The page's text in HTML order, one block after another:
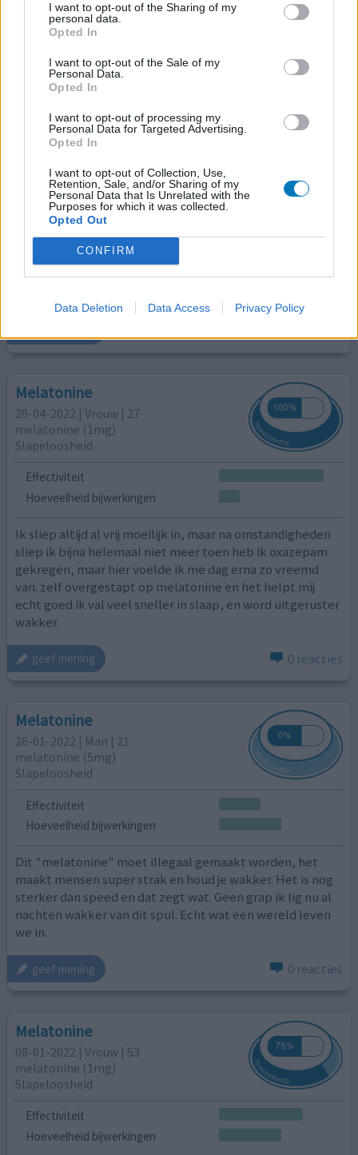
I want to opt-out of the Sharing of my
personal data.
Opted In
I want to opt-out of the Sale of my
Personal Data.
Opted In
I want to opt-out of processing my
Personal Data for Targeted Advertising.
Opted In
I want to opt-out of Collection, Use,
Retention, Sale, and/or Sharing of my
Personal Data that Is Unrelated with the
Purposes for which it was collected.
Opted Out
CONFIRM
Data Deletion Data Access Privacy Policy
denk dat mijn dosering niet goed w
[lees meer...]
geef mening 0 reacties
Melatonine
28-08-2022 | Vrouw | 59
melatonine (2mg)
Slapeloosheid
Effectiviteit
Hoeveelheid bijwerkingen
Overactieve hersens zorgen ervoor dat ik niet in mijn
diepe slaap kom. Ik wil graag slapen maar mijn hersens
Melatonine
20-04-2022 | Vrouw | 27
melatonine (1mg)
Slapeloosheid
Effectiviteit
Hoeveelheid bijwerkingen
Ik sliep altijd al vrij moeilijk in, maar na omstandigheden
sliep ik bijna helemaal niet meer toen heb ik oxazepam
gekregen, maar hier voelde ik me dag erna zo vreemd
van. zelf overgestapt op melatonine en het helpt mij
echt goed ik val veel sneller in slaap, en word uitgeruster
wakker.
geef mening 0 reacties
Melatonine
26-01-2022 | Man | 21
melatonine (5mg)
Slapeloosheid
Effectiviteit
Hoeveelheid bijwerkingen
Dit "melatonine" moet illegaal gemaakt worden, het
maakt mensen super strak en houd je wakker. Het is nog
sterker dan speed en dat zegt wat. Geen grap ik lig nu al
nachten wakker van dit spul. Echt wat een wereld leven
we in.
geef mening 0 reacties
Melatonine
08-01-2022 | Vrouw | 53
melatonine (1mg)
Slapeloosheid
Effectiviteit
Hoeveelheid bijwerkingen